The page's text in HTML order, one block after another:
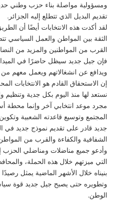
ومسؤولية مواصلة بناء حزب وطني
تقديم البديل الذي تتطلع إليه الجزائر.
لقد أكدت هذه الانتخابات أيضًا أن
الثقة بين المواطن والعمل السياسي
القرب من المواطنين والمزيد من
فإن جيل جديد سيظل حاضرًا في
ويدافع عن انشغالاتهم ويعمل معهم
إن الاستحقاق القادم هو الانتخابات
نستعد لها منذ اليوم بكل جدية وتنظيم
مجرد موعد انتخابي آخر وإنما
المجتمع وتوسيع قاعدته الشعبية
جديد قادر على تقديم نموذج جديد في
الشفافية والكفاءة والقرب من
وأدعو جميع مناضلات ومناضلي الحزب
التي ميزتهم خلال هذه الحملة،
بنيناه خلال الأشهر الماضية يمثل
وتطويره حتى يصبح جيل جديد قوة
الوطن.